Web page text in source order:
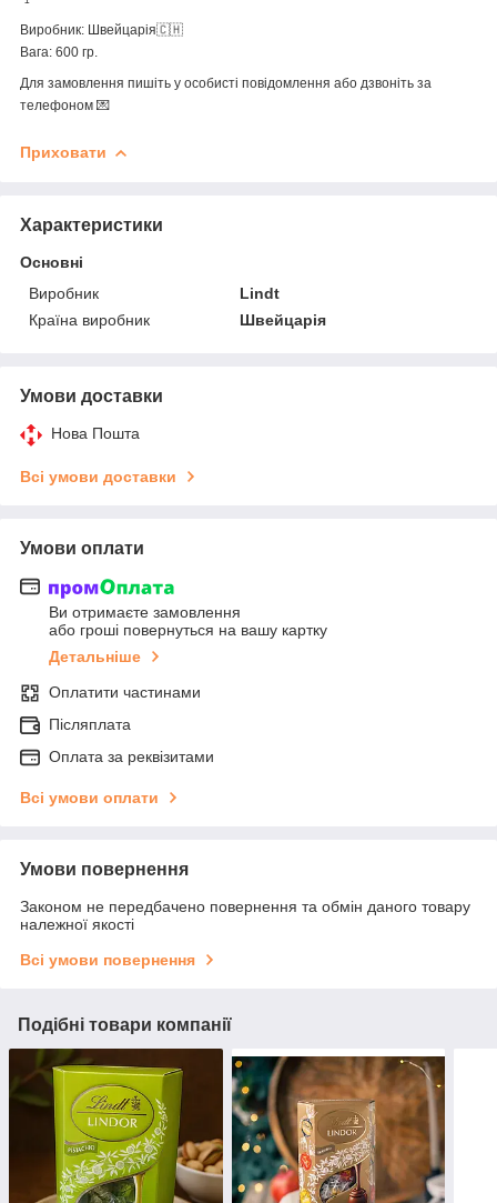
Виробник: Швейцарія🇨🇭
Вага: 600 гр.
Для замовлення пишіть у особисті повідомлення або дзвоніть за
телефоном 💌
Приховати
Характеристики
Основні
Виробник
Lindt
Країна виробник
Швейцарія
Умови доставки
Нова Пошта
Всі умови доставки
Умови оплати
Ви отримаєте замовлення
або гроші повернуться на вашу картку
Детальніше
Оплатити частинами
Післяплата
Оплата за реквізитами
Всі умови оплати
Умови повернення
Законом не передбачено повернення та обмін даного товару
належної якості
Всі умови повернення
Подібні товари компанії